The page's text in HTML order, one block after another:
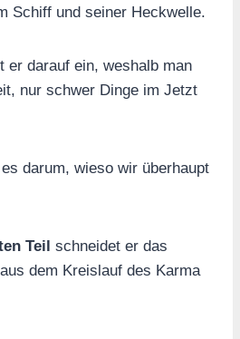
Schiff und seiner Heckwelle.
er darauf ein, weshalb man
nur schwer Dinge im Jetzt
darum, wieso wir überhaupt
Teil schneidet er das
dem Kreislauf des Karma